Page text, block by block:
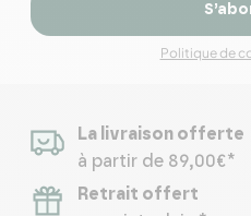
Politique de
La livraison offerte
à partir de 89,00€*
Retrait offert